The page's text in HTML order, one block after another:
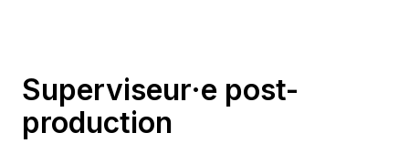
Superviseur·e post-
production